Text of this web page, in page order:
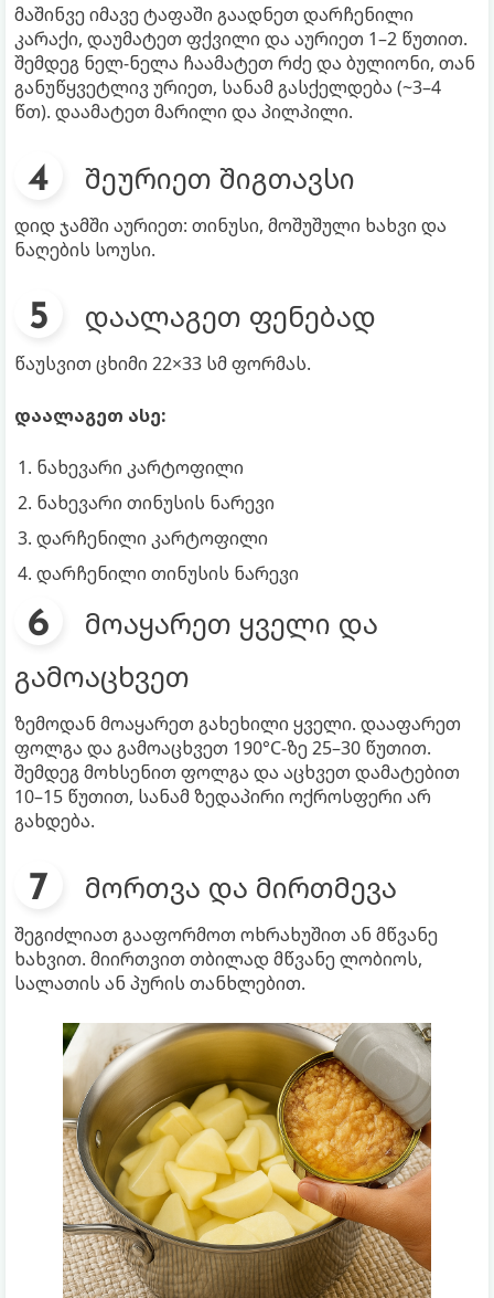
მაშინვე იმავე ტაფაში გაადნეთ დარჩენილი
კარაქი, დაუმატეთ ფქვილი და აურიეთ 1–2 წუთით.
შემდეგ ნელ-ნელა ჩაამატეთ რძე და ბულიონი, თან
განუწყვეტლივ ურიეთ, სანამ გასქელდება (~3–4
წთ). დაამატეთ მარილი და პილპილი.
შეურიეთ შიგთავსი
დიდ ჯამში აურიეთ: თინუსი, მოშუშული ხახვი და
ნაღების სოუსი.
დაალაგეთ ფენებად
წაუსვით ცხიმი 22×33 სმ ფორმას.
დაალაგეთ ასე:
ნახევარი კარტოფილი
ნახევარი თინუსის ნარევი
დარჩენილი კარტოფილი
დარჩენილი თინუსის ნარევი
მოაყარეთ ყველი და
გამოაცხვეთ
ზემოდან მოაყარეთ გახეხილი ყველი. დააფარეთ
ფოლგა და გამოაცხვეთ 190°C-ზე 25–30 წუთით.
შემდეგ მოხსენით ფოლგა და აცხვეთ დამატებით
10–15 წუთით, სანამ ზედაპირი ოქროსფერი არ
გახდება.
მორთვა და მირთმევა
შეგიძლიათ გააფორმოთ ოხრახუშით ან მწვანე
ხახვით. მიირთვით თბილად მწვანე ლობიოს,
სალათის ან პურის თანხლებით.